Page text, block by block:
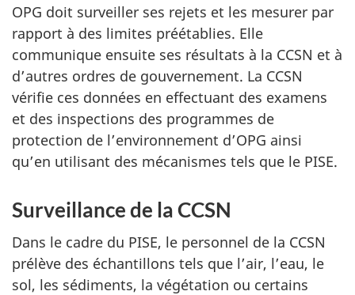
OPG doit surveiller ses rejets et les mesurer par
rapport à des limites préétablies. Elle
communique ensuite ses résultats à la CCSN et à
d’autres ordres de gouvernement. La CCSN
vérifie ces données en effectuant des examens
et des inspections des programmes de
protection de l’environnement d’OPG ainsi
qu’en utilisant des mécanismes tels que le PISE.
Surveillance de la CCSN
Dans le cadre du PISE, le personnel de la CCSN
prélève des échantillons tels que l’air, l’eau, le
sol, les sédiments, la végétation ou certains